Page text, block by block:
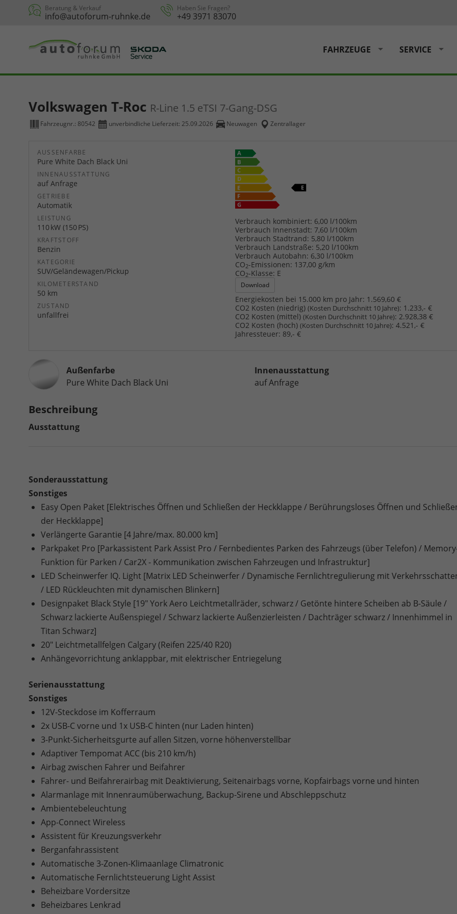
Beratung & Verkauf
info@autoforum-ruhnke.de
Haben Sie Fragen?
+49 3971 83070
FAHRZEUGE SERVICE
Volkswagen T-Roc R-Line 1.5 eTSI 7-Gang-DSG
Fahrzeugnr.: 80542 unverbindliche Lieferzeit: 25.09.2026 Neuwagen Zentrallager
AUSSENFARBE
Pure White Dach Black Uni
INNENAUSSTATTUNG
auf Anfrage
GETRIEBE
Automatik
LEISTUNG
110 kW (150 PS)
KRAFTSTOFF
Benzin
KATEGORIE
SUV/Geländewagen/Pickup
KILOMETERSTAND
50 km
ZUSTAND
unfallfrei
Verbrauch kombiniert: 6,00 l/100km
Verbrauch Innenstadt: 7,60 l/100km
Verbrauch Stadtrand: 5,80 l/100km
Verbrauch Landstraße: 5,20 l/100km
Verbrauch Autobahn: 6,30 l/100km
CO2-Emissionen: 137,00 g/km
CO2-Klasse: E
Download
Energiekosten bei 15.000 km pro Jahr: 1.569,60 €
CO2 Kosten (niedrig) (Kosten Durchschnitt 10 Jahre): 1.233,- €
CO2 Kosten (mittel) (Kosten Durchschnitt 10 Jahre): 2.928,38 €
CO2 Kosten (hoch) (Kosten Durchschnitt 10 Jahre): 4.521,- €
Jahressteuer: 89,- €
Außenfarbe
Pure White Dach Black Uni
Innenausstattung
auf Anfrage
Beschreibung
Ausstattung
Sonderausstattung
Sonstiges
Easy Open Paket [Elektrisches Öffnen und Schließen der Heckklappe / Berührungsloses Öffnen und
der Heckklappe]
Verlängerte Garantie [4 Jahre/max. 80.000 km]
Parkpaket Pro [Parkassistent Park Assist Pro / Fernbedientes Parken des Fahrzeugs (über Telefon) /
Funktion für Parken / Car2X - Kommunikation zwischen Fahrzeugen und Infrastruktur]
LED Scheinwerfer IQ. Light [Matrix LED Scheinwerfer / Dynamische Fernlichtregulierung mit
/ LED Rückleuchten mit dynamischen Blinkern]
Designpaket Black Style [19" York Aero Leichtmetallräder, schwarz / Getönte hintere Scheiben ab B-Säule /
Schwarz lackierte Außenspiegel / Schwarz lackierte Außenzierleisten / Dachträger schwarz / Innenhimmel in
Titan Schwarz]
20" Leichtmetallfelgen Calgary (Reifen 225/40 R20)
Anhängevorrichtung anklappbar, mit elektrischer Entriegelung
Serienausstattung
Sonstiges
12V-Steckdose im Kofferraum
2x USB-C vorne und 1x USB-C hinten (nur Laden hinten)
3-Punkt-Sicherheitsgurte auf allen Sitzen, vorne höhenverstellbar
Adaptiver Tempomat ACC (bis 210 km/h)
Airbag zwischen Fahrer und Beifahrer
Fahrer- und Beifahrerairbag mit Deaktivierung, Seitenairbags vorne, Kopfairbags vorne und hinten
Alarmanlage mit Innenraumüberwachung, Backup-Sirene und Abschleppschutz
Ambientebeleuchtung
App-Connect Wireless
Assistent für Kreuzungsverkehr
Berganfahrassistent
Automatische 3-Zonen-Klimaanlage Climatronic
Automatische Fernlichtsteuerung Light Assist
Beheizbare Vordersitze
Beheizbares Lenkrad